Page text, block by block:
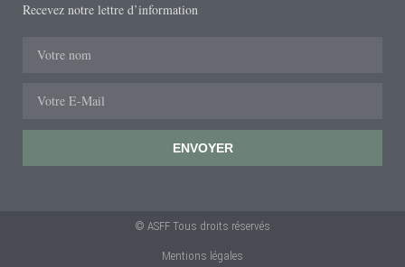
Recevez notre lettre d’information
ENVOYER
© ASFF Tous droits réservés
Mentions légales